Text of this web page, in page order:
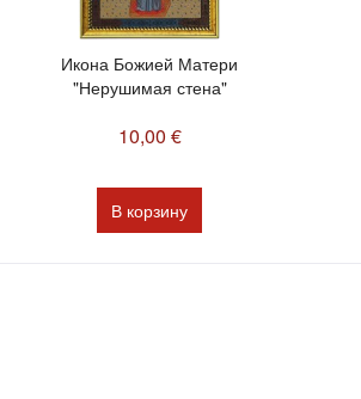
Икона Божией Матери
"Нерушимая стена"
10,00 €
В корзину